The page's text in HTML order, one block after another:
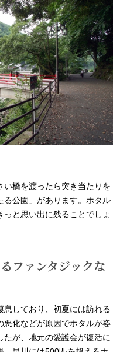
橋を渡ったら突き当たりを
る公園」があります。ホタル
と思い出に残ることでしょ
ファンタジックな
しており、初夏には訪れる
悪化などが原因でホタルが姿
が、地元の愛護会が復活に